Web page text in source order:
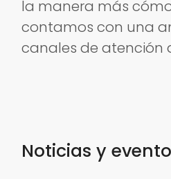
la manera más
contamos con una
canales de atención
Noticias y